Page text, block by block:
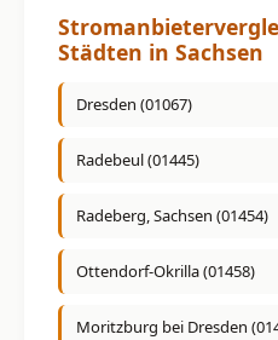
Städten in Sachsen
Dresden (01067)
Radebeul (01445)
Radeberg, Sachsen (01454)
Ottendorf-Okrilla (01458)
Moritzburg bei Dresden